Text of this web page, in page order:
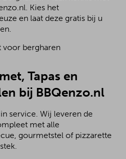
Kies het
en laat deze gratis bij u
Tapas en
bij BBQenzo.nl
service. Wij leveren de
met alle
gourmetstel of pizzarette